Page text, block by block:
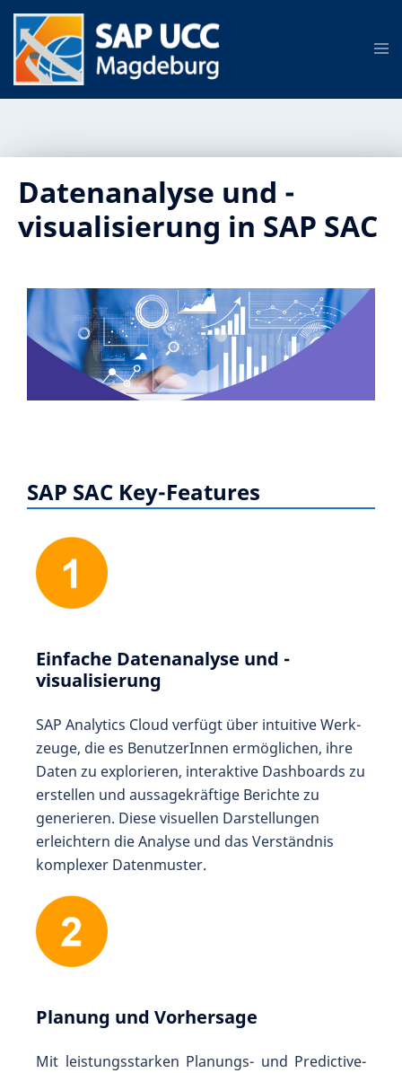
Datenanalyse und -
visualisierung in SAP SAC
SAP SAC Key-Features
Einfache Daten­analyse und -
visualisierung
SAP Analytics Cloud verfügt über intuitive Werk­
zeuge, die es BenutzerInnen ermöglichen, ihre
Daten zu explorieren, inter­aktive Dash­boards zu
erstellen und aussage­kräftige Berichte zu
generieren. Diese visuellen Dar­stellungen
erleichtern die Analyse und das Verständnis
komplexer Daten­muster.
Planung und Vorhersage
Mit leistungsstarken Planungs- und Predictive-